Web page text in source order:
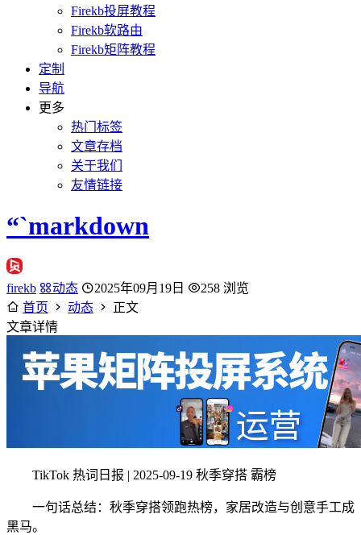
Firekb投屏教程
Firekb软路由
Firekb矩阵教程
定制
导航
更多
热门标签
文章存档
关于我们
友情链接
“`markdown
firekb 动态 2025年09月19日
258 浏览
首页
动态
正文
文章详情
TikTok 热词日报 | 2025-09-19 秋季穿搭 霸榜
一句话总结：秋季穿搭领跑热榜，家居改造与创意手工成
黑马。